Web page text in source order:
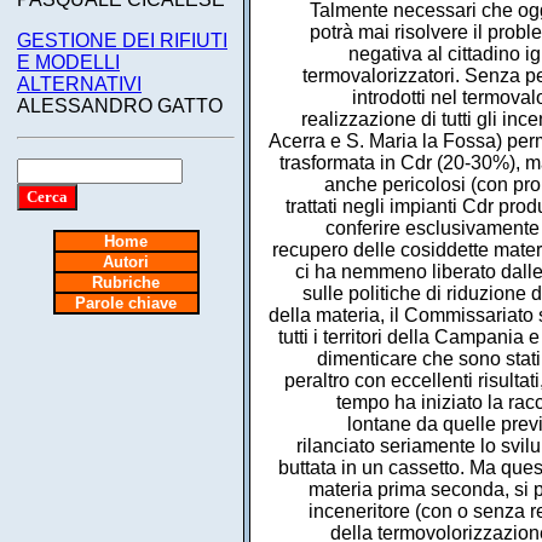
GESTIONE DEI RIFIUTI
E MODELLI
ALTERNATIVI
ALESSANDRO GATTO
Home
Autori
Rubriche
Parole chiave
Talmente necessari che
potrà mai risolvere il
negativa al cittadino
termovalorizzatori. Senza
introdotti nel
realizzazione di tutti gli
Acerra e S. Maria la Fossa)
trasformata in Cdr (20-30%),
anche pericolosi (con
trattati negli impianti Cdr
conferire
recupero delle cosiddette
ci ha nemmeno liberato
sulle politiche di riduzione
della materia, il Commissariato
tutti i territori della Campania
dimenticare che sono
peraltro con eccellenti
tempo ha iniziato la
lontane da quelle
rilanciato seriamente lo
buttata in un cassetto. Ma
materia prima seconda, si
inceneritore (con o senza
della